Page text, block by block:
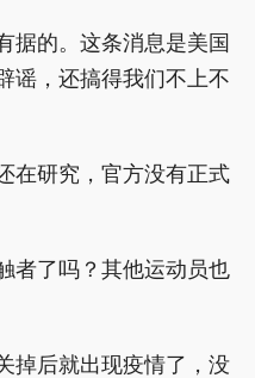
据的。这条消息是美国
谣，还搞得我们不上不
在研究，官方没有正式
者了吗？其他运动员也
掉后就出现疫情了，没